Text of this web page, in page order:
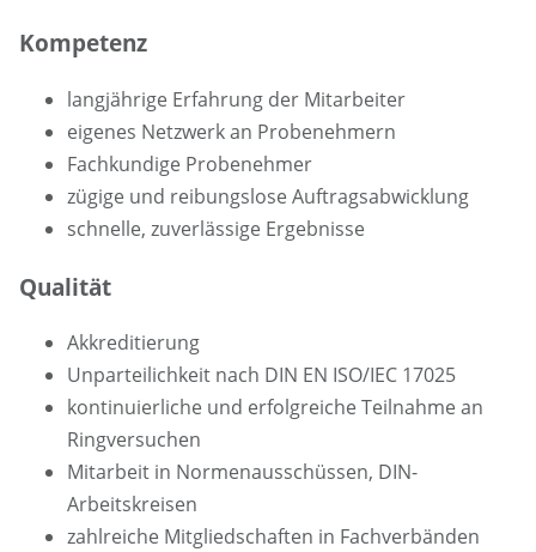
Kompetenz
langjährige Erfahrung der Mitarbeiter
eigenes Netzwerk an Probenehmern
Fachkundige Probenehmer
zügige und reibungslose Auftragsabwicklung
schnelle, zuverlässige Ergebnisse
Qualität
Akkreditierung
Unparteilichkeit nach DIN EN ISO/IEC 17025
kontinuierliche und erfolgreiche Teilnahme an
Ringversuchen
Mitarbeit in Normenausschüssen, DIN-
Arbeitskreisen
zahlreiche Mitgliedschaften in Fachverbänden